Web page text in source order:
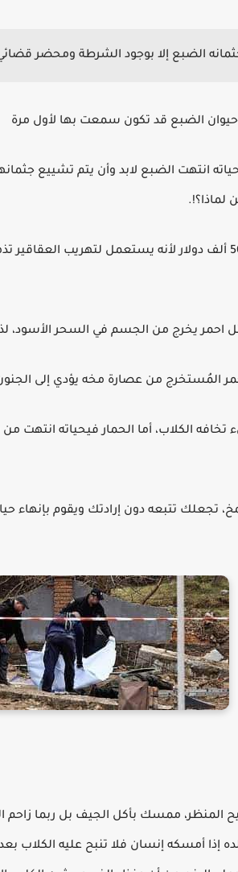
الضبع إلا بوجود الشرطة ومحضر
الضبع قد تكون سمعت بها لأول مرة
انتهت الضبع لابد وأن يتم تشييع
لماذا؟!.
• إن الضبع قد يصل ثمن جلده 50 ألف دولار لأنه يستعمل
احمر يخرج من الجسم في السحر الأسود،
المُستخرج من عصارة مخه يؤدي إلى الجنون
تخافه الكلاب، أما الحمار فيحياته
تجعلك تتبعه دون إرادتك ويقوم
المنظر، ممسك بأكل الجيف بل ربما زاحم
أمسكه إنسان فلا تنبح عليه الكلاب